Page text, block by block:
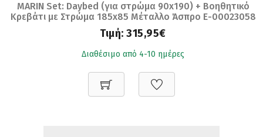
MARIN Set: Daybed (για στρώμα 90x190) + Βοηθητικό
Κρεβάτι με Στρώμα 185x85 Μέταλλο Άσπρο Ε-00023058
Ε8043,21
Τιμή:315,95€
Διαθέσιμο από 4-10 ημέρες